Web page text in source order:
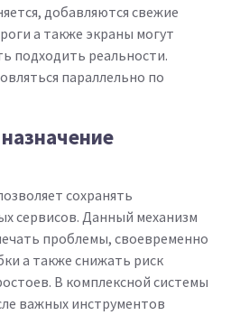
добавляются свежие
а также экраны могут
подходить реальности.
параллельно по
сохранять
сервисов. Данный механизм
проблемы, своевременно
а также снижать риск
В комплексной системы
важных инструментов